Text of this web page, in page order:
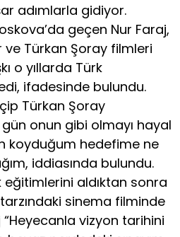
adımlarla gidiyor.
geçen Nur Faraj,
ve Türkan Şoray filmleri
o yıllarda Türk
ifadesinde bulundu.
Türkan Şoray
onun gibi olmayı hayal
koyduğum hedefime ne
iddiasında bulundu.
eğitimlerini aldıktan sonra
sinema filminde
vizyon tarihini